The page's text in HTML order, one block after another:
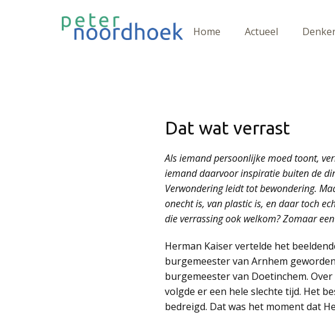
Home Actueel
Dat wat verrast
Als iemand persoonlijke moed toont,
iemand daarvoor inspiratie buiten de
Verwondering leidt tot bewondering.
onecht is, van plastic is, en daar toch
die verrassing ook welkom? Zomaar
Herman Kaiser vertelde het
burgemeester van Arnhem
burgemeester van Doetinchem.
volgde er een hele slechte tijd. Het
bedreigd. Dat was het moment dat